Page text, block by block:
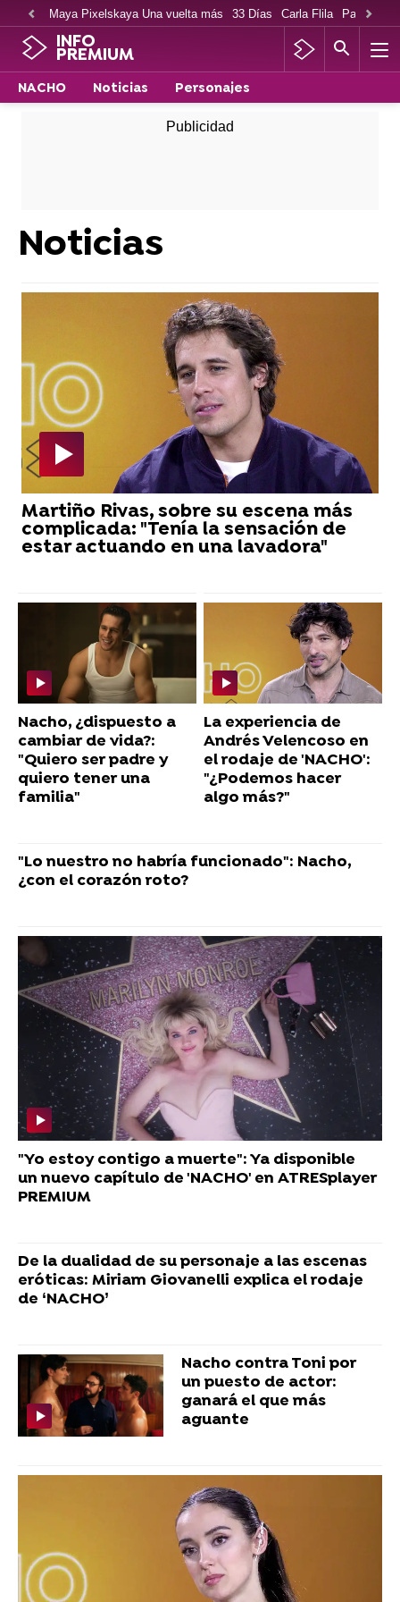
Maya Pixelskaya Una vuelta más 33 Días Carla Flila Paco
INFO
PREMIUM
NACHO Noticias Personajes
Noticias
Martiño Rivas, sobre su escena más
complicada: "Tenía la sensación de
estar actuando en una lavadora"
Nacho, ¿dispuesto a
cambiar de vida?:
"Quiero ser padre y
quiero tener una
familia"
La experiencia de
Andrés Velencoso en
el rodaje de 'NACHO':
"¿Podemos hacer
algo más?"
"Lo nuestro no habría funcionado": Nacho,
¿con el corazón roto?
"Yo estoy contigo a muerte": Ya disponible
un nuevo capítulo de 'NACHO' en ATRESplayer
PREMIUM
De la dualidad de su personaje a las escenas
eróticas: Miriam Giovanelli explica el rodaje
de ‘NACHO’
Nacho contra Toni por
un puesto de actor:
ganará el que más
aguante